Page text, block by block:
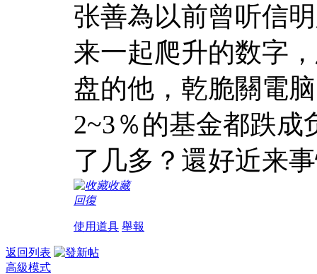
张善為以前曾听信
来一起爬升的数字
盘的他，乾脆關電
2~3％的基金都跌成
了几多？還好近来
收藏
回復
使用道具 舉報
返回列表
高級模式